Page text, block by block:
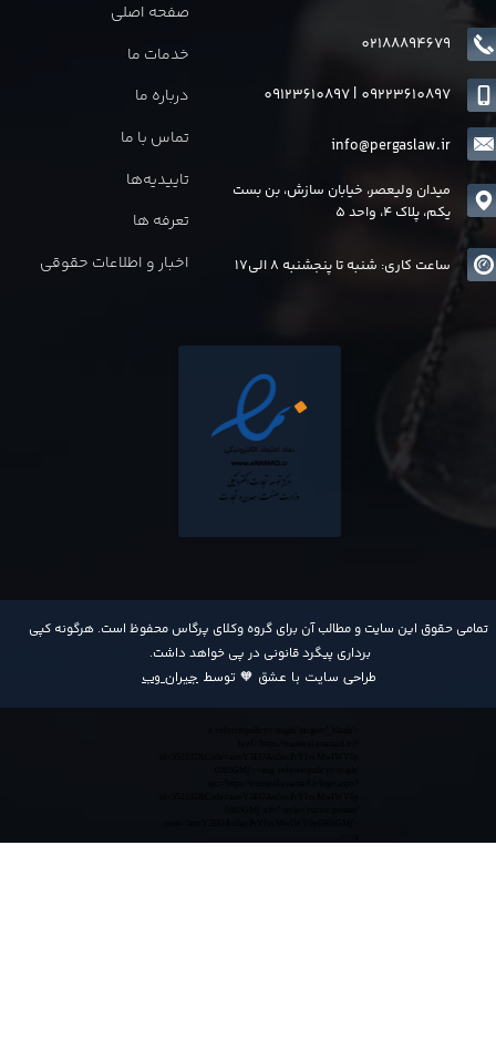
​تمامی حقوق این سایت و مطالب آن برای گروه وکلای پرگاس محفوظ است. هرگونه کپی
برداری پیگرد قانونی در پی خواهد داشت​​​​​​​.
طراحی سایت با عشق 🧡 توسط جیران وب
صفحه اصلی
خدمات ما
درباره ما
تماس با ما
تاییدیه‌ها
تعرفه ها
اخبار و اطلاعات حقوقی
02188894679
info@pergaslaw.ir
09123610897| 09223610897
میدان ولیعصر، خیابان سازش، بن بست
یکم، پلاک 4، واحد 5
ساعت کاری: شنبه تا پنجشنبه 8 الی17